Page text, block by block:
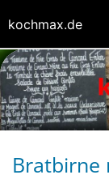
Bratbirne
kochmax.de